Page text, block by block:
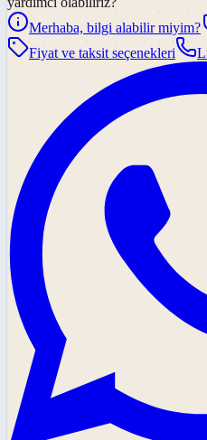
Merhaba, bilgi alabilir miyim?
Fiyat ve taksit seçenekleri